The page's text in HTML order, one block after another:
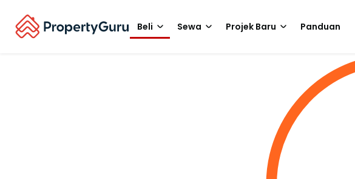
Beli Sewa Projek Baru Panduan